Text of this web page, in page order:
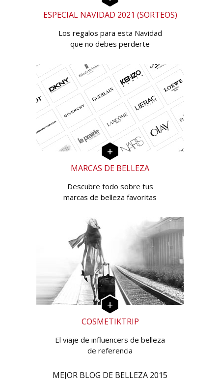
ESPECIAL NAVIDAD 2021 (SORTEOS)
Los regalos para esta Navidad
que no debes perderte
MARCAS DE BELLEZA
Descubre todo sobre tus
marcas de belleza favoritas
COSMETIKTRIP
El viaje de influencers de belleza
de referencia
MEJOR BLOG DE BELLEZA 2015